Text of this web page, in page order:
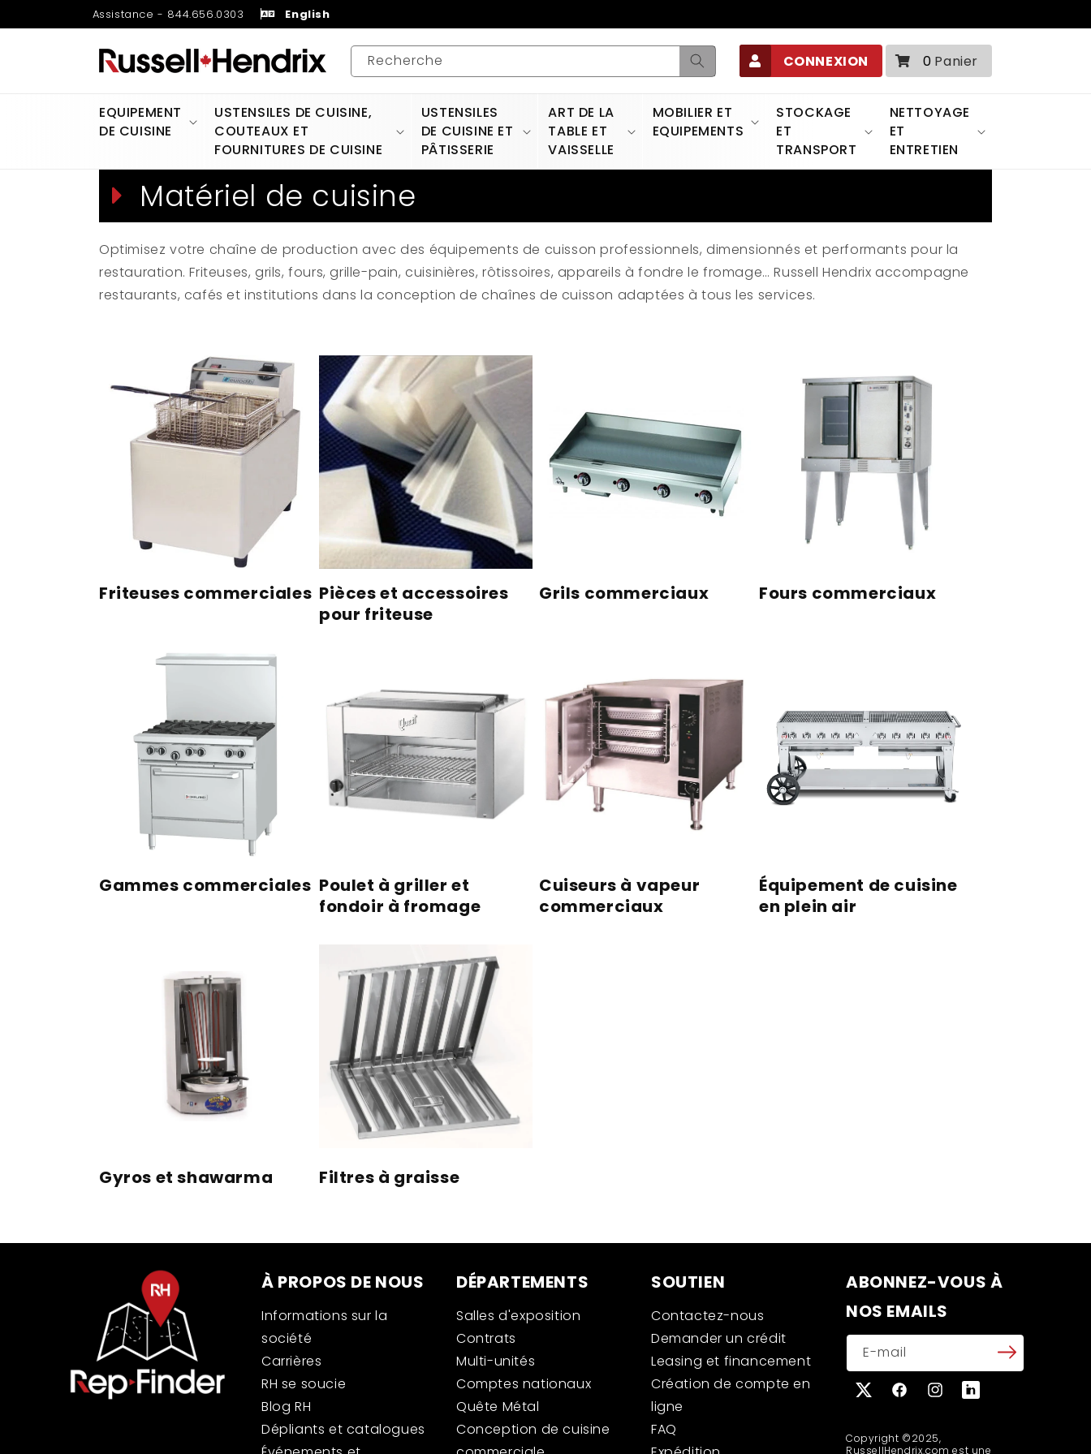
au
Assistance - 844.656.0303 English
Recherche CONNEXION 00 article
Panier
EQUIPEMENT
DE CUISINE
USTENSILES DE CUISINE,
COUTEAUX ET
FOURNITURES DE CUISINE
USTENSILES
DE CUISINE ET
PÂTISSERIE
ART DE LA
TABLE ET
VAISSELLE
MOBILIER ET
EQUIPEMENTS
STOCKAGE
ET
TRANSPORT
NETTOYAGE
ET
ENTRETIEN
Matériel de cuisine
Optimisez votre chaîne de production avec des équipements de cuisson professionnels, dimensionnés et performants pour la
restauration. Friteuses, grils, fours, grille-pain, cuisinières, rôtissoires, appareils à fondre le fromage… Russell Hendrix accompagne
restaurants, cafés et institutions dans la conception de chaînes de cuisson adaptées à tous les services.
Friteuses commerciales Pièces et accessoires
pour friteuse
Grils commerciaux Fours commerciaux
Gammes commerciales Poulet à griller et
fondoir à fromage
Cuiseurs à vapeur
commerciaux
Équipement de cuisine
en plein air
Gyros et shawarma Filtres à graisse
À PROPOS DE NOUS
Informations sur la
société
Carrières
RH se soucie
Blog RH
Dépliants et catalogues
DÉPARTEMENTS
Salles d'exposition
Contrats
Multi-unités
Comptes nationaux
Quête Métal
Conception de cuisine
SOUTIEN
Contactez-nous
Demander un crédit
Leasing et financement
Création de compte en
ligne
FAQ
ABONNEZ-VOUS À
NOS EMAILS
E-mail
X
FacebookInstagramTranslation
Copyright ©2025,
RussellHendrix.com est une